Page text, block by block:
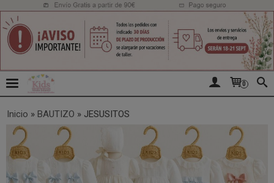
0
Inicio » BAUTIZO » JESUSITOS